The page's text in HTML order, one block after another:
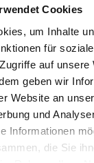
Cookies
um Inhalte
für
auf unsere
geben wir
Website an
und
Informationen
die Sie
August